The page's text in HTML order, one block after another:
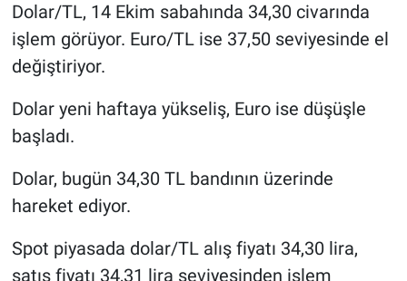
Dolar/TL, 14 Ekim sabahında 34,30 civarında
işlem görüyor. Euro/TL ise 37,50 seviyesinde el
değiştiriyor.
Dolar yeni haftaya yükseliş, Euro ise düşüşle
başladı.
Dolar, bugün 34,30 TL bandının üzerinde
hareket ediyor.
Spot piyasada dolar/TL alış fiyatı 34,30 lira,
satış fiyatı 34,31 lira seviyesinden işlem